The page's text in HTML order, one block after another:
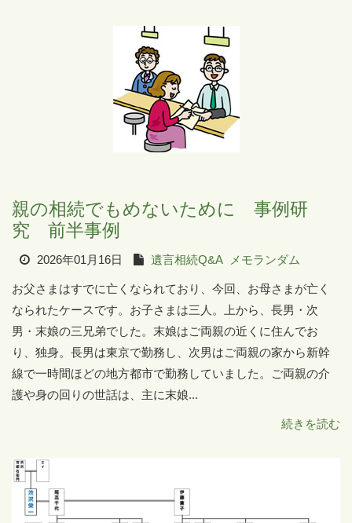
親の相続でもめないために 事例研
究 前半事例
2026年01月16日 遺言相続Q&A メモランダム
お父さまはすでに亡くなられており、今回、お母さまが亡く
なられたケースです。お子さまは三人。上から、長男・次
男・末娘の三兄弟でした。末娘はご両親の近くに住んでお
り、独身。長男は東京で勤務し、次男はご両親の家から新幹
線で一時間ほどの地方都市で勤務していました。ご両親の介
護や身の回りの世話は、主に末娘...
続きを読む